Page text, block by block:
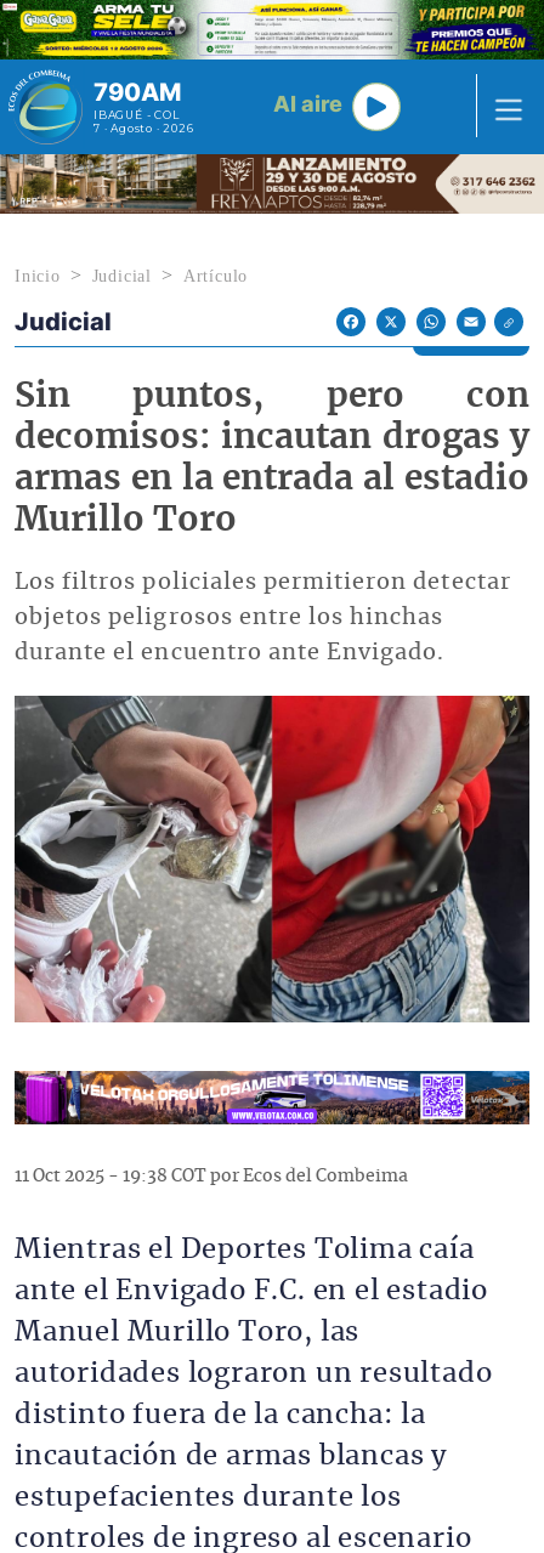
Pasar al contenido principal
790AM
IBAGUÉ - COL
7 · Agosto · 2026
Al aire
Inicio Judicial Artículo
Econoticias y Eventos
Judicial
FacebookX WhatsAppEmail
Sin puntos, pero con
decomisos: incautan drogas y
armas en la entrada al estadio
Murillo Toro
Los filtros policiales permitieron detectar
objetos peligrosos entre los hinchas
durante el encuentro ante Envigado.
Imagen
11 Oct 2025 - 19:38 COT por Ecos del Combeima
Mientras el Deportes Tolima caía
ante el Envigado F.C. en el estadio
Manuel Murillo Toro, las
autoridades lograron un resultado
distinto fuera de la cancha: la
incautación de armas blancas y
estupefacientes durante los
controles de ingreso al escenario